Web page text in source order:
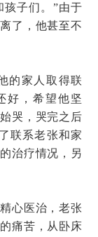
子们。”由于
了，他甚至不
的家人取得联
好，希望他坚
哭，哭完之后
联系老张和家
治疗情况，另
心医治，老张
痛苦，从卧床